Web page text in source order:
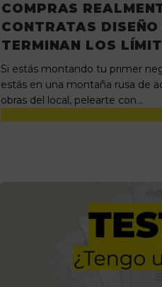
COMPRAS
CONTRATAS
TERMINAN LOS
Si estás montando tu primer
estás en una montaña rusa de
obras del local, pelearte con…